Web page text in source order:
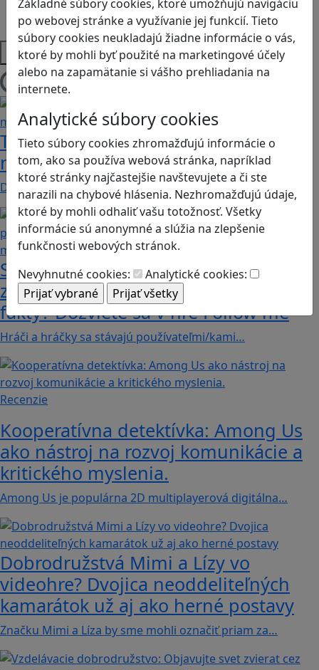
Základné súbory cookies, ktoré umožňujú navigáciu
po webovej stránke a využívanie jej funkcií. Tieto
súbory cookies neukladajú žiadne informácie o vás,
ktoré by mohli byť použité na marketingové účely
alebo na zapamätanie si vášho prehliadania na
internete.
Analytické súbory cookies
Tieto súbory cookies zhromažďujú informácie o
tom, ako sa používa webová stránka, napríklad
ktoré stránky najčastejšie navštevujete a či ste
narazili na chybové hlásenia. Nezhromažďujú údaje,
ktoré by mohli odhaliť vašu totožnosť. Všetky
informácie sú anonymné a slúžia na zlepšenie
funkčnosti webových stránok.
Nevyhnutné cookies:
Analytické cookies:
Strategické myslenie
Zdravie a pohyb
Platformy
Načítam blogy
Tick Tock: A Tale for Tw‪o je hra s
netradičnou mechanikou spolupráce
Dvaja hráči simultánne lúštia bizarné logické…
Stanete sa influencerom, keď budete
zdieľať iba pravdivé, nie alternatívne
fakty? Dozviete sa v hre Follow me
Hráči a hráčky sa stávajú používateľmi/kami…
Recenzie
Kooperatívna detektívka: Among Us
ako nástroj na rozvoj komunikácie a
kritického myslenia.
Among Us je populárna 2D multiplayerová digitálna…
Dobrodružstvá Mimi a Lízy vo
videohre? Dvojica neoddeliteľných
kamarátok už aj ako herné postavy
Značku Mimi a Líza by sme mohli označiť priam za…